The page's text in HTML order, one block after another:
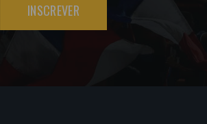
INSCREVER